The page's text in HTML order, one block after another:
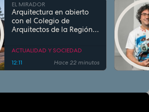
EL MIRADOR
Arquitectura en abierto
con el Colegio de
Arquitectos de la Región.
contenedores
ACTUALIDAD Y SOCIEDAD
12:11
Hace 22 minutos